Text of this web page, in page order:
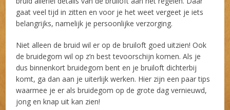
gaat veel tijd in zitten en voor je het weet vergeet je iets
belangrijks, namelijk je persoonlijke verzorging.
Niet alleen de bruid wil er op de bruiloft goed uitzien! Ook
de bruidegom wil op z’n best tevoorschijn komen. Als je
dus binnenkort bruidegom bent en je bruiloft dichterbij
komt, ga dan aan je uiterlijk werken. Hier zijn een paar tips
waarmee je er als bruidegom op de grote dag vernieuwd,
jong en knap uit kan zien!